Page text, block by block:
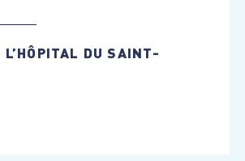
L’HÔPITAL DU SAINT-